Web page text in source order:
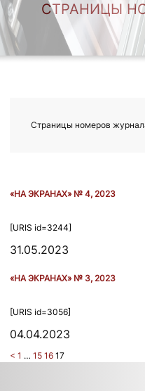
СТРАНИЦЫ
«НА ЭКРАНАХ» № 4, 2023
[URIS id=3244]
31.05.2023
«НА ЭКРАНАХ» № 3, 2023
[URIS id=3056]
04.04.2023
< 1 … 15 16 17
Страницы номеров